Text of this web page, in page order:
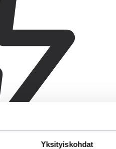
Yksityiskohdat